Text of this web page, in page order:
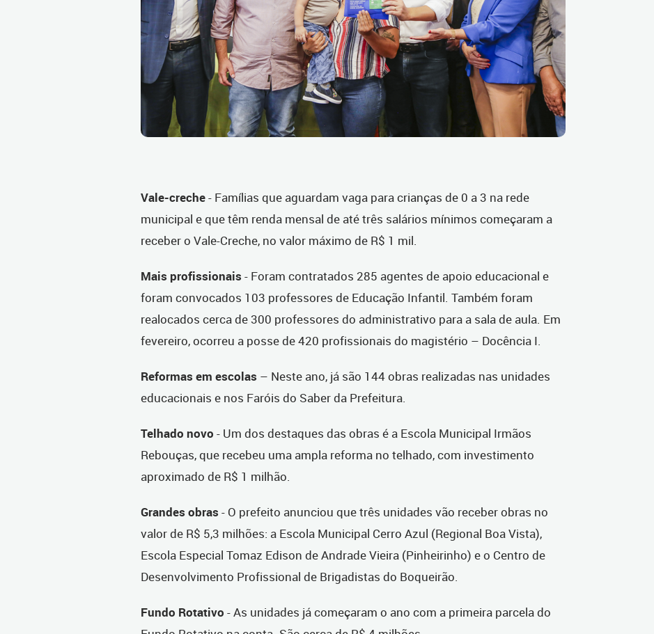
Vale-creche- Famílias que aguardam vaga para crianças de 0 a 3 na rede
municipal e que têm renda mensal de até três salários mínimos começaram a
receber o Vale-Creche, no valor máximo de R$ 1 mil.
Mais profissionais - Foram contratados 285 agentes de apoio educacional e
foram convocados 103 professores de Educação Infantil. Também foram
realocados cerca de 300 professores do administrativo para a sala de aula. Em
fevereiro, ocorreu a posse de 420 profissionais do magistério – Docência I.
Reformas em escolas – Neste ano, já são 144 obras realizadas nas unidades
educacionais e nos Faróis do Saber da Prefeitura.
Telhado novo - Um dos destaques das obras é a Escola Municipal Irmãos
Rebouças, que recebeu uma ampla reforma no telhado, com investimento
aproximado de R$ 1 milhão.
Grandes obras - O prefeito anunciou que três unidades vão receber obras no
valor de R$ 5,3 milhões: a Escola Municipal Cerro Azul (Regional Boa Vista),
Escola Especial Tomaz Edison de Andrade Vieira (Pinheirinho) e o Centro de
Desenvolvimento Profissional de Brigadistas do Boqueirão.
Fundo Rotativo - As unidades já começaram o ano com a primeira parcela do